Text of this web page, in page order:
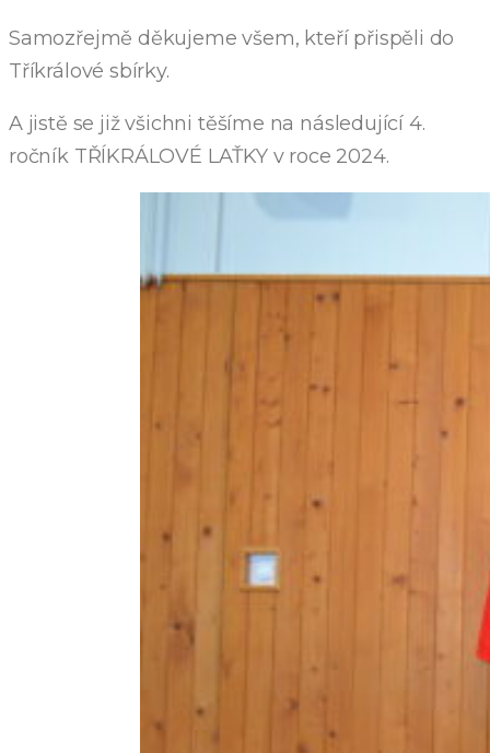
Samozřejmě děkujeme všem, kteří přispěli do
Tříkrálové sbírky.
A jistě se již všichni těšíme na následující 4.
ročník TŘÍKRÁLOVÉ LAŤKY v roce 2024.